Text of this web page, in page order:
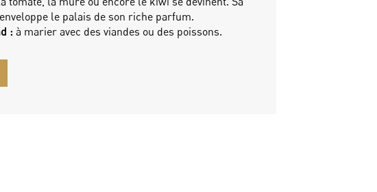
le palais de son riche parfum.
: à marier avec des viandes ou des poissons.